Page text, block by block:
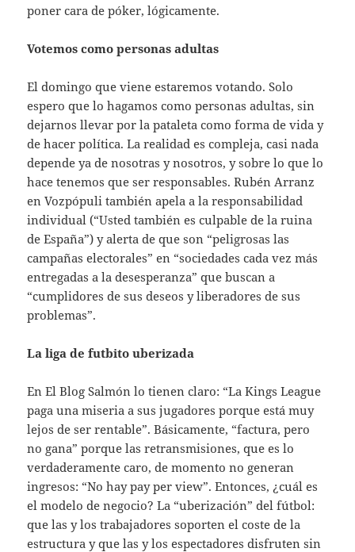
poner cara de póker, lógicamente.
Votemos como personas adultas
El domingo que viene estaremos votando. Solo
espero que lo hagamos como personas adultas, sin
dejarnos llevar por la pataleta como forma de vida y
de hacer política. La realidad es compleja, casi nada
depende ya de nosotras y nosotros, y sobre lo que lo
hace tenemos que ser responsables. Rubén Arranz
en Vozpópuli también apela a la responsabilidad
individual (“Usted también es culpable de la ruina
de España”) y alerta de que son “peligrosas las
campañas electorales” en “sociedades cada vez más
entregadas a la desesperanza” que buscan a
“cumplidores de sus deseos y liberadores de sus
problemas”.
La liga de futbito uberizada
En El Blog Salmón lo tienen claro: “La Kings League
paga una miseria a sus jugadores porque está muy
lejos de ser rentable”. Básicamente, “factura, pero
no gana” porque las retransmisiones, que es lo
verdaderamente caro, de momento no generan
ingresos: “No hay pay per view”. Entonces, ¿cuál es
el modelo de negocio? La “uberización” del fútbol:
que las y los trabajadores soporten el coste de la
estructura y que las y los espectadores disfruten sin